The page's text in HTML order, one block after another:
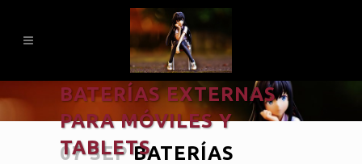
BATERÍAS EXTERNAS
PARA MÓVILES Y
TABLETS
07 SEPBATERÍAS